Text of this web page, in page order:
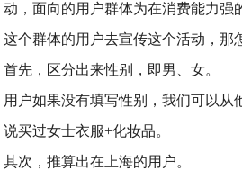
动，面向的用户群体为在消费能力强
这个群体的用户去宣传这个活动，那
首先，区分出来性别，即男、女。
用户如果没有填写性别，我们可以从
说买过女士衣服+化妆品。
其次，推算出在上海的用户。